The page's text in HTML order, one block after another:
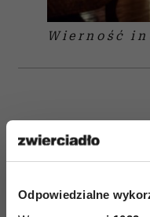
Odpowiedzialne
Wierność